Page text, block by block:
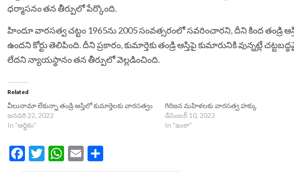
ధర్మాసనం తన తీర్పులో పేర్కొంది.
హిందూ వారసత్వ చట్టం 1965ను 2005 సంవత్సరంలో సవరించారని, దీని కింద
ఉందని కోర్టు తెలిపింది. దీని ప్రకారం, కుమార్తెకు తండ్రి ఆస్తిపై కుమారునికి వున్నట్లే
లేదని న్యాయస్థానం తన తీర్పులో వెల్లడించింది.
Related
వీలునామా లేకున్నా తండ్రి ఆస్తిలో కుమార్తెలకు వారసత్వం
జనవరి 22, 2022
In "ఆర్థికం"
గిరిజన మహిళలకు వారసత్వ హక్కు
డిసెంబర్ 10, 2022
In "ఇంకా"
Facebook
Twitter
WhatsApp
Email